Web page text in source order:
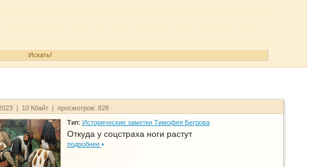
| 10 Кбайт | просмотров: 828
Тип: Исторические заметки Тимофея Бегрова
Откуда у соцстраха ноги растут
подробнее